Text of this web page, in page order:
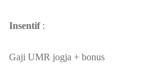
Insentif:
Gaji UMR jogja + bonus